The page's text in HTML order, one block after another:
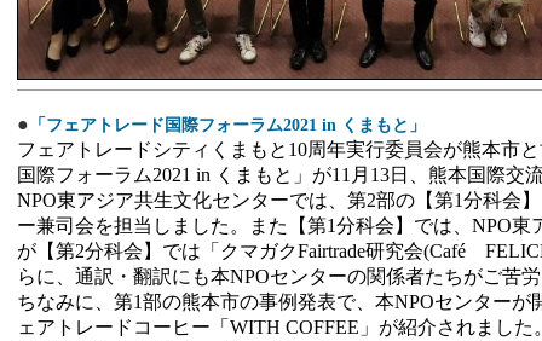
● 「フェアトレード国際フォーラム2021 in くまもと」
フェアトレードシティくまもと10周年実行委員会が熊本市
国際フォーラム2021 in くまもと」が11月13日、熊本国際交
NPO東アジア共生文化センターでは、第2部の【第1分科会
ー兼司会を担当しました。また【第1分科会】では、NPO
が【第2分科会】では「クマガクFairtrade研究会(Café
らに、通訳・翻訳にも本NPOセンターの関係者たちがご苦
ちなみに、第1部の熊本市の事例発表で、本NPOセンター
ェアトレードコーヒー「WITH COFFEE」が紹介されました